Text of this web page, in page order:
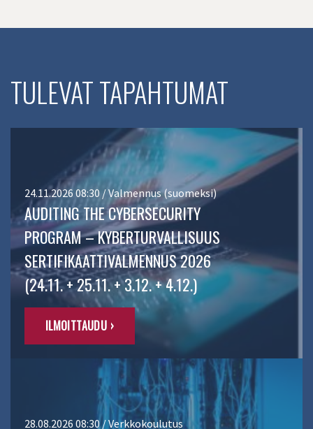
TULEVAT TAPAHTUMAT
24.11.2026 08:30 / Valmennus (suomeksi)
AUDITING THE CYBERSECURITY
PROGRAM – KYBERTURVALLISUUS
SERTIFIKAATTIVALMENNUS 2026
(24.11. + 25.11. + 3.12. + 4.12.)
ILMOITTAUDU ›
28.08.2026 08:30 / Verkkokoulutus